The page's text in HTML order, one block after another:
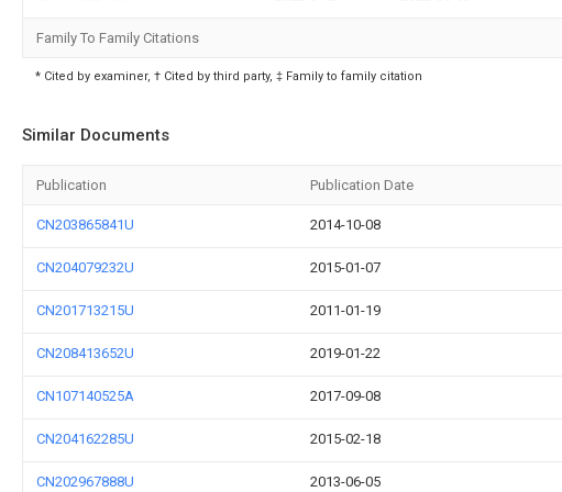
Family To Family Citations
* Cited by examiner, † Cited by third party, ‡ Family to family citation
Similar Documents
Publication Publication Date
CN203865841U 2014-10-08
CN204079232U 2015-01-07
CN201713215U 2011-01-19
CN208413652U 2019-01-22
CN107140525A 2017-09-08
CN204162285U 2015-02-18
CN202967888U 2013-06-05